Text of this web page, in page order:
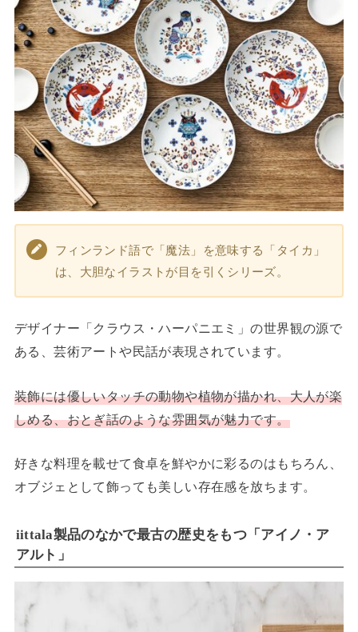
フィンランド語で「魔法」を意味する「タイカ」
は、大胆なイラストが目を引くシリーズ。
デザイナー「クラウス・ハーパニエミ」の世界観の源で
ある、芸術アートや民話が表現されています。
装飾には優しいタッチの動物や植物が描かれ、大人が楽
しめる、おとぎ話のような雰囲気が魅力です。
好きな料理を載せて食卓を鮮やかに彩るのはもちろん、
オブジェとして飾っても美しい存在感を放ちます。
iittala製品のなかで最古の歴史をもつ「アイノ・ア
アルト」